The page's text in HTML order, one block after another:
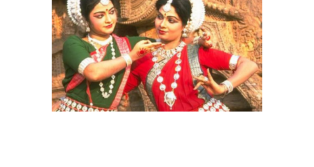
Одежда со временем Одежды в степи